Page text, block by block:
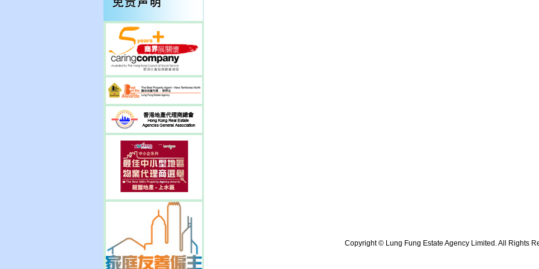
Copyright © Lung Fung Estate Agency Limited. All Rights